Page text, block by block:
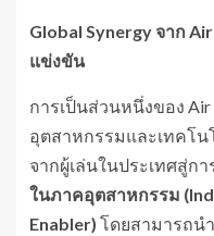
Global Synergyจาก
แข่งขัน
การเป็นส่วนหนึ่งของ
อุตสาหกรรมและเทคโน
จากผู้เล่นในประเทศสู่กา
ในภาคอุตสาหกรรม (
Enabler) โดยสามารถน